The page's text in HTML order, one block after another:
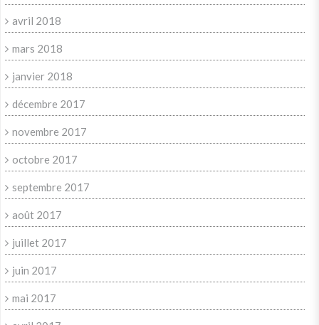
avril 2018
mars 2018
janvier 2018
décembre 2017
novembre 2017
octobre 2017
septembre 2017
août 2017
juillet 2017
juin 2017
mai 2017